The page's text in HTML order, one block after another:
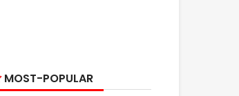
MOST-POPULAR